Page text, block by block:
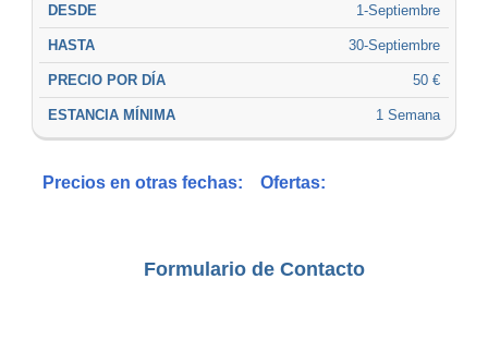
1-Septiembre
30-Septiembre
50 €
1 Semana
Precios en otras fechas: Ofertas:
Formulario de Contacto